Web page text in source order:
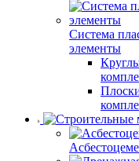
Система
элементы